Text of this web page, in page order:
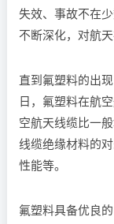
失效、事故不在
不断深化，对航
直到氟塑料的出
日，氟塑料在航
空航天线缆比一
线缆绝缘材料的
性能等。
氟塑料具备优良